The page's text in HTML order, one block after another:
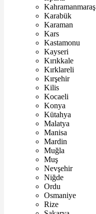
Kahramanmaraş
Karabük
Karaman
Kars
Kastamonu
Kayseri
Kırıkkale
Kırklareli
Kırşehir
Kilis
Kocaeli
Konya
Kütahya
Malatya
Manisa
Mardin
Muğla
Muş
Nevşehir
Niğde
Ordu
Osmaniye
Rize